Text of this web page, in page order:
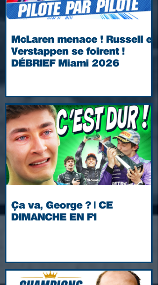
McLaren menace ! Russell et
Verstappen se foirent !
DÉBRIEF Miami 2026
Ça va, George ? | CE
DIMANCHE EN F1